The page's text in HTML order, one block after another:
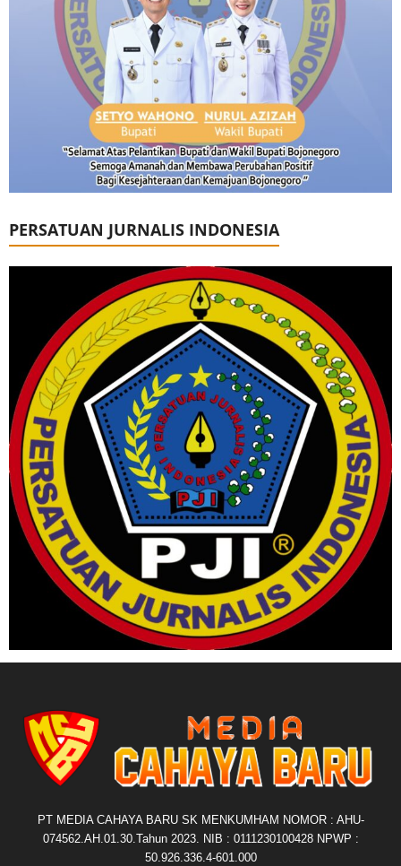
PERSATUAN JURNALIS INDONESIA
PT MEDIA CAHAYA BARU SK MENKUMHAM NOMOR : AHU-
074562.AH.01.30.Tahun 2023. NIB : 0111230100428 NPWP :
50.926.336.4-601.000